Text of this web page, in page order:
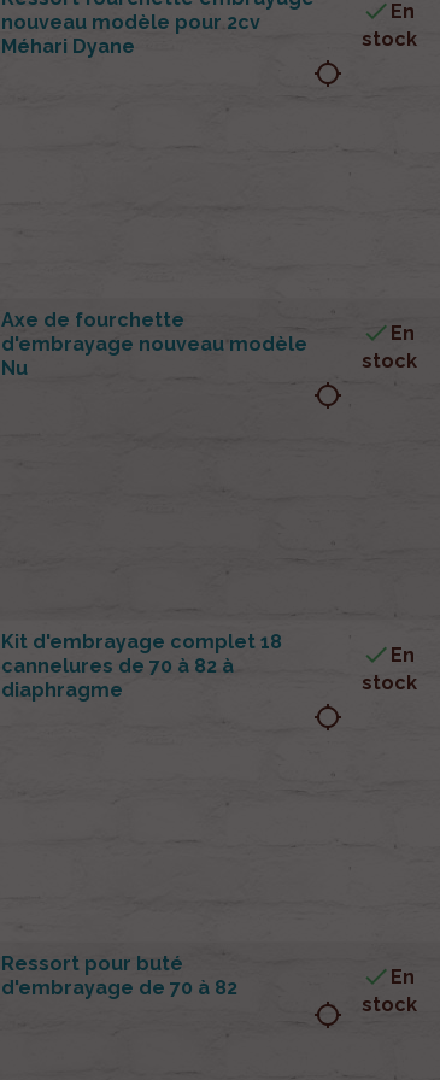
nouveau modèle pour 2cv
Méhari Dyane
location_searching
 En
stock
Axe de fourchette
d'embrayage nouveau modèle
Nu
location_searching
 En
stock
Kit d'embrayage complet 18
cannelures de 70 à 82 à
diaphragme
location_searching
 En
stock
Ressort pour buté
d'embrayage de 70 à 82
location_searching
 En
stock